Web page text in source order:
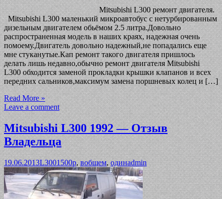
Mitsubishi L300 ремонт двигателя.
Mitsubishi L300 маленький микроавтобус с нетурбированным
дизельным двигателем обьёмом 2.5 литра.Довольно
распространенная модель в наших краях, надежная очень
помоему.Двигатель довольно надежный,не попадались еще
мне стуканутые.Кап ремонт такого двигателя пришлось
делать лишь недавно,обычно ремонт двигателя Mitsubishi
L300 обходится заменой прокладки крышки клапанов и всех
передних сальников,максимум замена поршневых колец и […]
Read More »
Leave a comment
Mitsubishi L300 1992 — Отзыв
Владельца
19.06.2013L3001500р, вобщем,одинadmin